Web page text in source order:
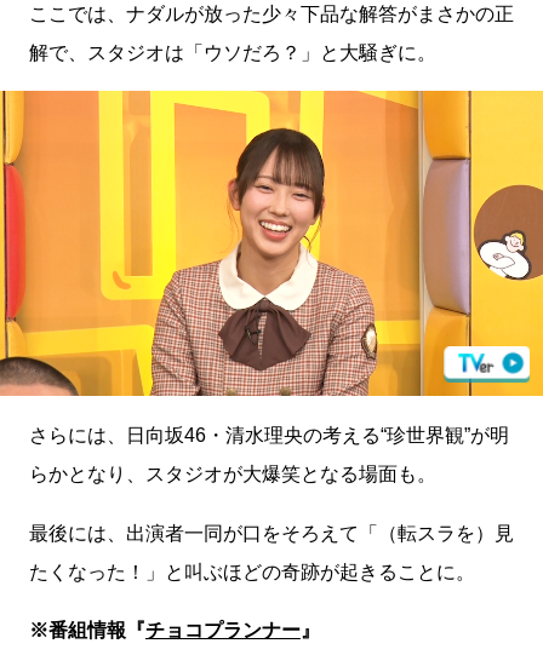
ここでは、ナダルが放った少々下品な解答がまさかの正
解で、スタジオは「ウソだろ？」と大騒ぎに。
さらには、日向坂46・清水理央の考える“珍世界観”が明
らかとなり、スタジオが大爆笑となる場面も。
最後には、出演者一同が口をそろえて「（転スラを）見
たくなった！」と叫ぶほどの奇跡が起きることに。
※番組情報『チョコプランナー』